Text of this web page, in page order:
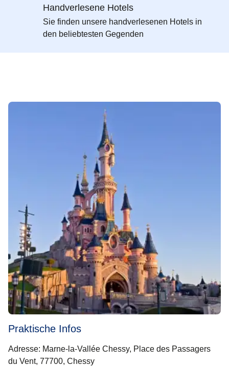
Handverlesene Hotels
Sie finden unsere handverlesenen Hotels in
den beliebtesten Gegenden
Praktische Infos
Adresse: Marne-la-Vallée Chessy, Place des Passagers
du Vent, 77700, Chessy